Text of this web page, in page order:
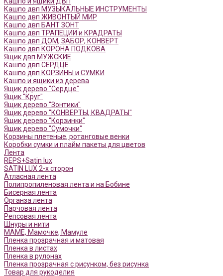
Кашпо двп МУЗЫКАЛЬНЫЕ ИНСТРУМЕНТЫ
Кашпо двп ЖИВОНТЫЙ МИР
Кашпо двп БАНТ ЗОНТ
Кашпо двп ТРАПЕЦИИ и КРАДРАТЫ
Кашпо двп ДОМ, ЗАБОР, КОНВЕРТ
Кашпо двп КОРОНА ПОДКОВА
Ящик двп МУЖСКИЕ
Кашпо двп СЕРДЦЕ
Кашпо двп КОРЗИНЫ и СУМКИ
Кашпо и ящики из дерева
Ящик дерево "Сердце"
Ящик "Круг"
Ящик дерево "Зонтики"
Ящик дерево "КОНВЕРТЫ, КВАДРАТЫ"
Ящик дерево "Корзинки"
Ящик дерево "Сумочки"
Корзины плетеные, ротанговые венки
Коробки сумки и плайм пакеты для цветов
Лента
REPS+Satin lux
SATIN LUX 2-х сторон
Атласная лента
Полипропиленовая лента и на Бобине
Бисерная лента
Органза лента
Парчовая лента
Репсовая лента
Шнуры и нити
МАМЕ, Мамочке, Мамуле
Пленка прозрачная и матовая
Пленка в листах
Пленка в рулонах
Пленка прозрачная с рисунком, без рисунка
Товар для рукоделия